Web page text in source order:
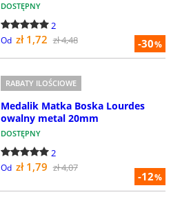
-30%
DOSTĘPNY
2
Od zł 1,72 zł 4,48
-12%
RABATY ILOŚCIOWE
Medalik Matka Boska Lourdes
owalny metal 20mm
DOSTĘPNY
2
Od zł 1,79 zł 4,07